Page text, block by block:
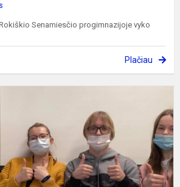
Senamiesčio progimnazijoje vyko
Plačiau